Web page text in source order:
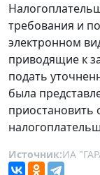
требования и
электронном
приводящие к
подать
была
приостановить
Источник:ИА